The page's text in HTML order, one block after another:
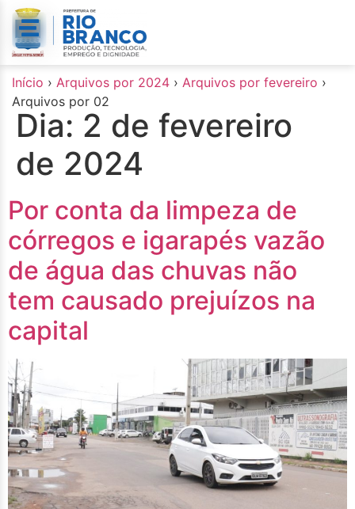
conteúdo
Início › Arquivos por 2024 › Arquivos por fevereiro ›
Arquivos por 02
Dia: 2 de fevereiro
de 2024
Por conta da limpeza de
córregos e igarapés vazão
de água das chuvas não
tem causado prejuízos na
capital